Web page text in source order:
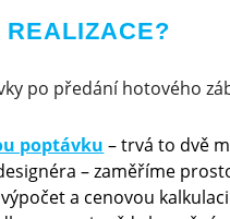
po předání hotového
poptávku – trvá to dvě
– zaměříme
a cenovou kalkulaci